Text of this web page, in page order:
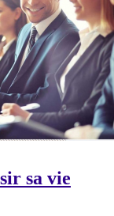
sa vie